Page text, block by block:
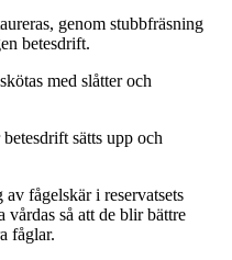
genom stubbfräsning
betesdrift.
med slåtter och
sätts upp och
fågelskär i reservatsets
vårdas så att de blir bättre
fåglar.